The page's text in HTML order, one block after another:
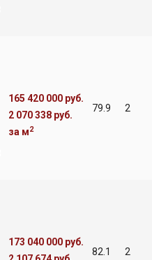
165 420 000 руб.
2 070 338 руб.
за м2
79.9 2
173 040 000 руб.
82.1 2